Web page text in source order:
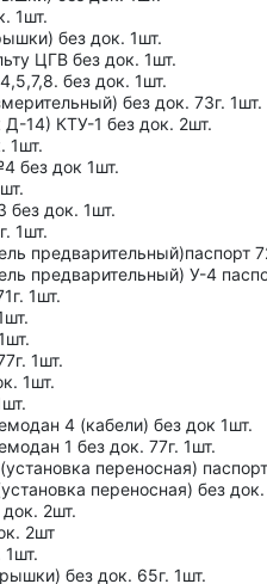
1шт.
без док. 1шт.
ЦГВ без док. 1шт.
без док. 1шт.
без док. 73г. 1шт.
14) КТУ-1 без док. 2шт.
1шт.
без док 1шт.
без док. 1шт.
1шт.
предварительный)паспорт
предварительный) У-4
1шт.
1шт.
1шт.
4 (кабели) без док 1шт.
1 без док. 77г. 1шт.
переносная)
переносная) без док.
2шт.
2шт
без док. 65г. 1шт.